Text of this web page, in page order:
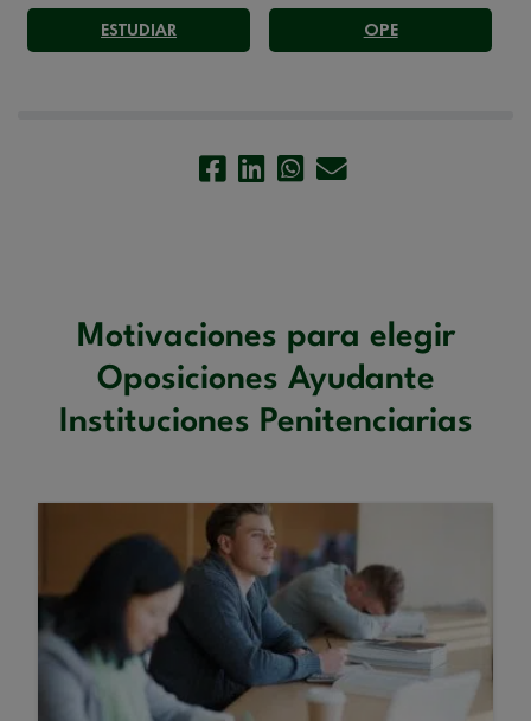
ESTUDIAR OPE
Motivaciones para elegir
Oposiciones Ayudante
Instituciones Penitenciarias